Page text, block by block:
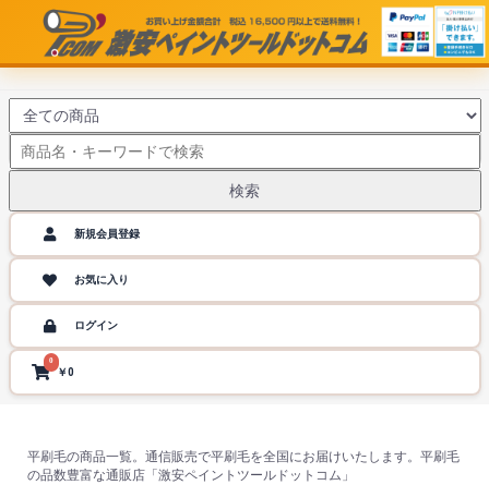
検索
新規会員登録
お気に入り
ログイン
0
￥0
平刷毛の商品一覧。通信販売で平刷毛を全国にお届けいたします。平刷毛
の品数豊富な通販店「激安ペイントツールドットコム」